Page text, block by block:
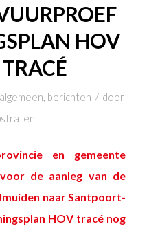
HOV
algemeen, berichten / door
en gemeente
de aanleg van de
naar Santpoort-
HOV tracé nog